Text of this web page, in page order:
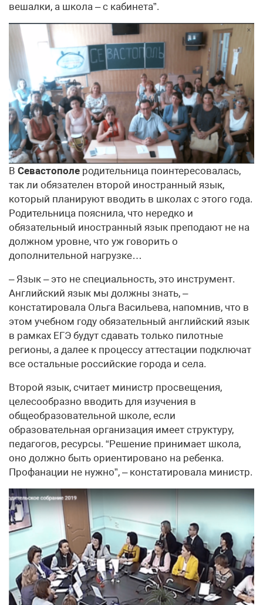
вешалки, а школа – с кабинета”.
В Севастополе родительница поинтересовалась,
так ли обязателен второй иностранный язык,
который планируют вводить в школах с этого года.
Родительница пояснила, что нередко и
обязательный иностранный язык преподают не на
должном уровне, что уж говорить о
дополнительной нагрузке…
– Язык – это не специальность, это инструмент.
Английский язык мы должны знать, –
констатировала Ольга Васильева, напомнив, что в
этом учебном году обязательный английский язык
в рамках ЕГЭ будут сдавать только пилотные
регионы, а далее к процессу аттестации подключат
все остальные российские города и села.
Второй язык, считает министр просвещения,
целесообразно вводить для изучения в
общеобразовательной школе, если
образовательная организация имеет структуру,
педагогов, ресурсы. “Решение принимает школа,
оно должно быть ориентировано на ребенка.
Профанации не нужно”, – констатировала министр.